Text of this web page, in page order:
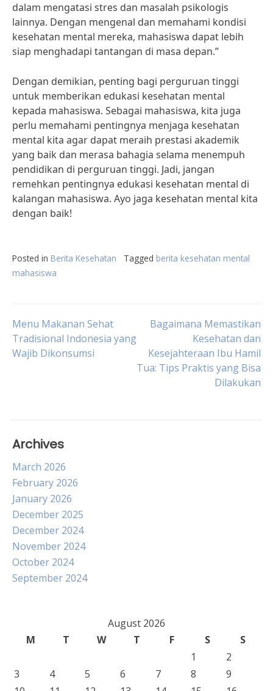
dalam mengatasi stres dan masalah psikologis
lainnya. Dengan mengenal dan memahami kondisi
kesehatan mental mereka, mahasiswa dapat lebih
siap menghadapi tantangan di masa depan.”
Dengan demikian, penting bagi perguruan tinggi
untuk memberikan edukasi kesehatan mental
kepada mahasiswa. Sebagai mahasiswa, kita juga
perlu memahami pentingnya menjaga kesehatan
mental kita agar dapat meraih prestasi akademik
yang baik dan merasa bahagia selama menempuh
pendidikan di perguruan tinggi. Jadi, jangan
remehkan pentingnya edukasi kesehatan mental di
kalangan mahasiswa. Ayo jaga kesehatan mental kita
dengan baik!
Posted in Berita Kesehatan Tagged berita kesehatan mental
mahasiswa
Post
navigation
Menu Makanan Sehat
Tradisional Indonesia yang
Wajib Dikonsumsi
Bagaimana Memastikan
Kesehatan dan
Kesejahteraan Ibu Hamil
Tua: Tips Praktis yang Bisa
Dilakukan
Archives
March 2026
February 2026
January 2026
December 2025
December 2024
November 2024
October 2024
September 2024
August 2026
M
T W T F S
S
1
2
3
4 5 6 7 8
9